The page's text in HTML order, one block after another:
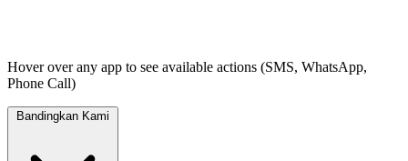
Hover over any app to see available actions (SMS, WhatsApp,
Phone Call)